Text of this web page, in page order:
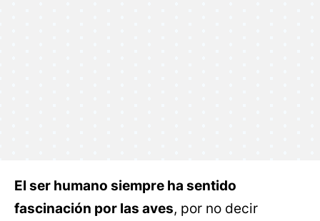
El ser humano siempre ha sentido
fascinación por las aves, por no decir